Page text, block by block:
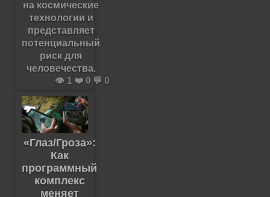
на космические
технологии и
представляет
потенциальный
риск для
человечества.
👁️ 1 ❤️ 0 💬 0
«Глаз/Гроза»:
Как
программный
комплекс
меняет